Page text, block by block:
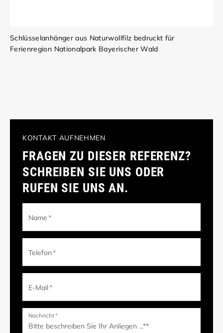
Schlüsselanhänger aus Naturwollfilz bedruckt für
Ferienregion Nationalpark Bayerischer Wald
KONTAKT AUFNEHMEN
FRAGEN ZU DIESER REFERENZ?
SCHREIBEN SIE UNS ODER
RUFEN SIE UNS AN.
Name*
Telefon*
E-Mail*
Nachricht*